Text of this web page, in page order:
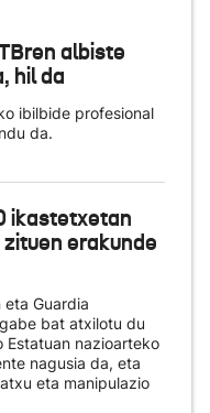
albiste
hil da
ibilbide profesional
da.
ikastetxetan
erakunde
Guardia
bat atxilotu du
Estatuan nazioarteko
nagusia da, eta
eta manipulazio